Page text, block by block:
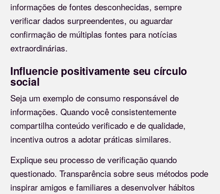
informações de fontes desconhecidas, sempre
verificar dados surpreendentes, ou aguardar
confirmação de múltiplas fontes para notícias
extraordinárias.
Influencie positivamente seu círculo
social
Seja um exemplo de consumo responsável de
informações. Quando você consistentemente
compartilha conteúdo verificado e de qualidade,
incentiva outros a adotar práticas similares.
Explique seu processo de verificação quando
questionado. Transparência sobre seus métodos pode
inspirar amigos e familiares a desenvolver hábitos